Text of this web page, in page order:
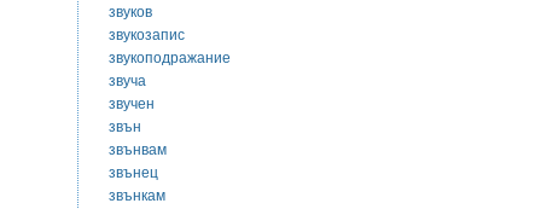
звуков
звукозапис
звукоподражание
звуча
звучен
звън
звънвам
звънец
звънкам